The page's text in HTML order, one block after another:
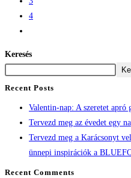
4
Keresés
Recent Posts
Valentin-nap: A szeretet apró
Tervezd meg az évedet egy
Tervezd meg a Karácsonyt
ünnepi inspirációk a
Recent Comments